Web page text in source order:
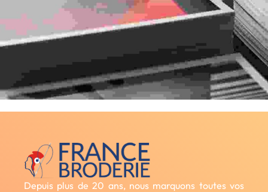
Depuis plus de 20 ans, nous marquons toutes vos